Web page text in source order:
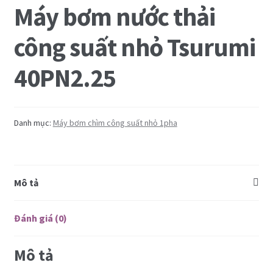
Máy bơm chìm hút bùn
Máy bơm chìm công suất lớn 3 pha
Máy bơm chìm công suất nhỏ 1pha
Máy bơm nước thải
công suất nhỏ Tsurumi
40PN2.25
Danh mục: Máy bơm chìm công suất nhỏ 1pha
Mô tả
Đánh giá (0)
Mô tả